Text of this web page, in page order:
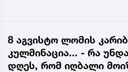
8 აგვისტო ლომის
კულმინაცია... - რა
დღეს, რომ იღბალი